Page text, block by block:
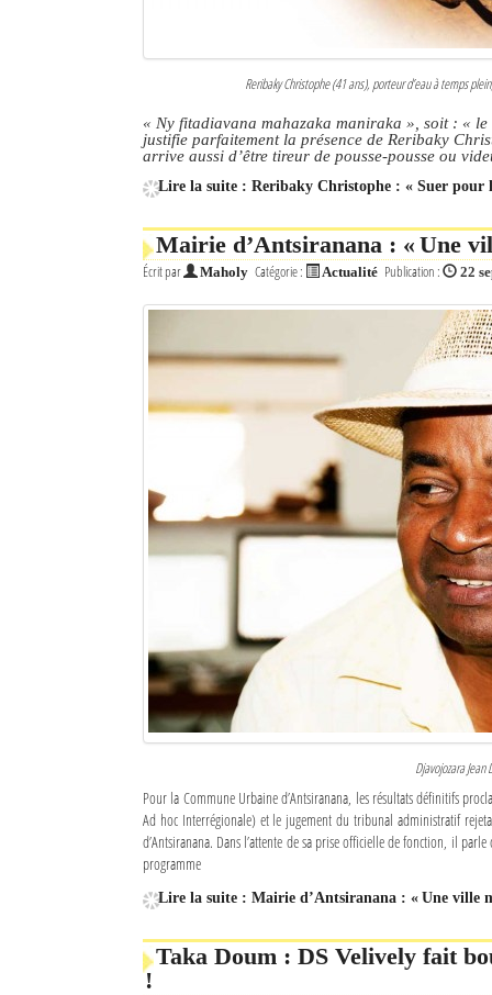
L'actualité du tourisme
Diego Suarez Pratique
Les Petites Annonces
Connexion
Reribaky Christophe (41 ans), porteur d’eau à temps
« Ny fitadiavana mahazaka maniraka », soit : «
justifie parfaitement la présence de Reribaky
arrive aussi d’être tireur de pousse-pousse ou
Lire la suite : Reribaky Christophe : « Suer pour
Mairie d’Antsiranana : « Une
Écrit par Maholy Catégorie : Actualité Publication : 22
Djavojozara
Pour la Commune Urbaine d’Antsiranana, les résultats définitifs
Ad hoc Interrégionale) et le jugement du tribunal administratif
d’Antsiranana. Dans l’attente de sa prise officielle de fonction, il
programme
Lire la suite : Mairie d’Antsiranana : « Une ville
Taka Doum : DS Velively fait
!